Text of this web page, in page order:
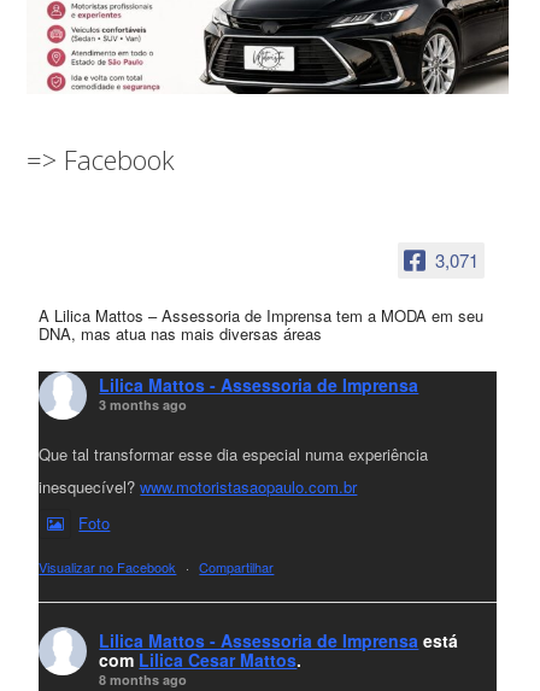
=> Facebook
3,071
A Lilica Mattos – Assessoria de Imprensa tem a MODA em seu
DNA, mas atua nas mais diversas áreas
Lilica Mattos - Assessoria de Imprensa
3 months ago
Que tal transformar esse dia especial numa experiência
inesquecível?www.motoristasaopaulo.com.br
Foto
Visualizar no Facebook · Compartilhar
Lilica Mattos - Assessoria de Imprensa está
com Lilica Cesar Mattos.
8 months ago